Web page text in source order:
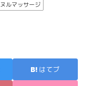
ヌルマッサージ
はてブ